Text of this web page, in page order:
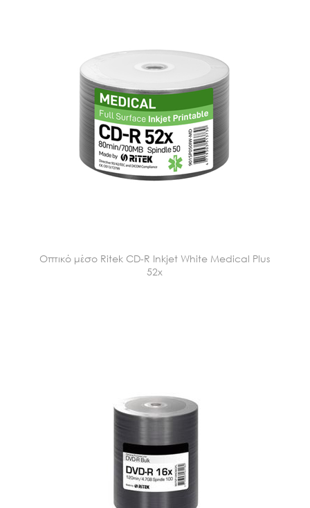
Οπτικό μέσο Ritek CD-R Inkjet White Medical Plus
52x